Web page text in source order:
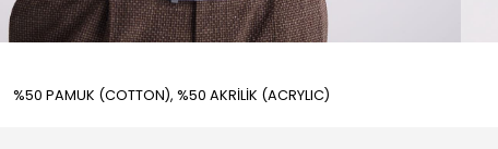
%50 PAMUK (COTTON), %50 AKRİLİK (ACRYLIC)